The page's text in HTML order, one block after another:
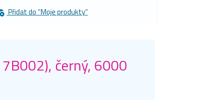
Přidat do “Moje produkty”
černý, 6000